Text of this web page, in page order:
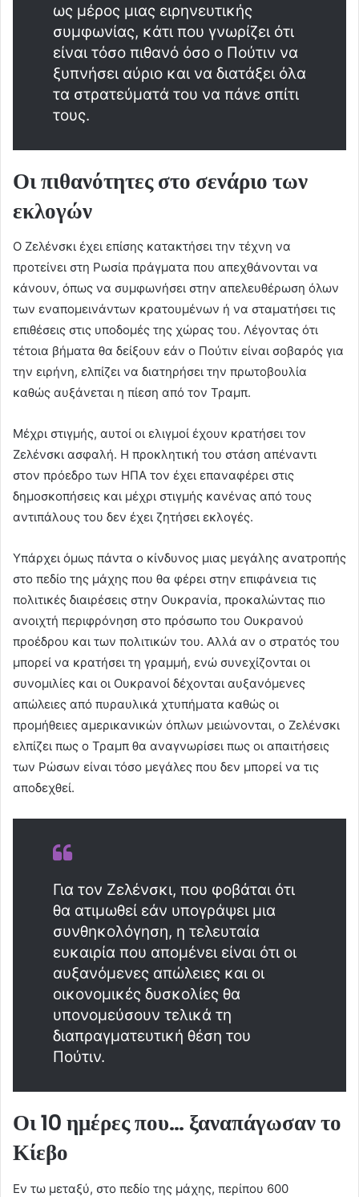
ως μέρος μιας ειρηνευτικής
συμφωνίας, κάτι που γνωρίζει ότι
είναι τόσο πιθανό όσο ο Πούτιν να
ξυπνήσει αύριο και να διατάξει όλα
τα στρατεύματά του να πάνε σπίτι
τους.
Οι πιθανότητες στο σενάριο των
εκλογών
Ο Ζελένσκι έχει επίσης κατακτήσει την τέχνη να
προτείνει στη Ρωσία πράγματα που απεχθάνονται να
κάνουν, όπως να συμφωνήσει στην απελευθέρωση όλων
των εναπομεινάντων κρατουμένων ή να σταματήσει τις
επιθέσεις στις υποδομές της χώρας του. Λέγοντας ότι
τέτοια βήματα θα δείξουν εάν ο Πούτιν είναι σοβαρός για
την ειρήνη, ελπίζει να διατηρήσει την πρωτοβουλία
καθώς αυξάνεται η πίεση από τον Τραμπ.
Μέχρι στιγμής, αυτοί οι ελιγμοί έχουν κρατήσει τον
Ζελένσκι ασφαλή. Η προκλητική του στάση απέναντι
στον πρόεδρο των ΗΠΑ τον έχει επαναφέρει στις
δημοσκοπήσεις και μέχρι στιγμής κανένας από τους
αντιπάλους του δεν έχει ζητήσει εκλογές.
Υπάρχει όμως πάντα ο κίνδυνος μιας μεγάλης ανατροπής
στο πεδίο της μάχης που θα φέρει στην επιφάνεια τις
πολιτικές διαιρέσεις στην Ουκρανία, προκαλώντας πιο
ανοιχτή περιφρόνηση στο πρόσωπο του Ουκρανού
προέδρου και των πολιτικών του. Αλλά αν ο στρατός του
μπορεί να κρατήσει τη γραμμή, ενώ συνεχίζονται οι
συνομιλίες και οι Ουκρανοί δέχονται αυξανόμενες
απώλειες από πυραυλικά χτυπήματα καθώς οι
προμήθειες αμερικανικών όπλων μειώνονται, ο Ζελένσκι
ελπίζει πως ο Τραμπ θα αναγνωρίσει πως οι απαιτήσεις
των Ρώσων είναι τόσο μεγάλες που δεν μπορεί να τις
αποδεχθεί.
Για τον Ζελένσκι, που φοβάται ότι
θα ατιμωθεί εάν υπογράψει μια
συνθηκολόγηση, η τελευταία
ευκαιρία που απομένει είναι ότι οι
αυξανόμενες απώλειες και οι
οικονομικές δυσκολίες θα
υπονομεύσουν τελικά τη
διαπραγματευτική θέση του
Πούτιν.
Οι 10 ημέρες που… ξαναπάγωσαν το
Κίεβο
Εν τω μεταξύ, στο πεδίο της μάχης, περίπου 600